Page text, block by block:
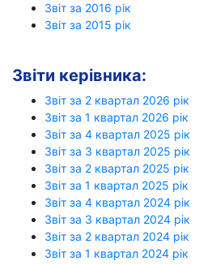
Звіт за 2016 рік
Звіт за 2015 рік
Звіти керівника:
Звіт за 2 квартал 2026 рік
Звіт за 1 квартал 2026 рік
Звіт за 4 квартал 2025 рік
Звіт за 3 квартал 2025 рік
Звіт за 2 квартал 2025 рік
Звіт за 1 квартал 2025 рік
Звіт за 4 квартал 2024 рік
Звіт за 3 квартал 2024 рік
Звіт за 2 квартал 2024 рік
Звіт за 1 квартал 2024 рік